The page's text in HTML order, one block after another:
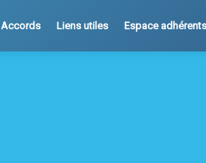
Accords Liens utiles Espace adhérents